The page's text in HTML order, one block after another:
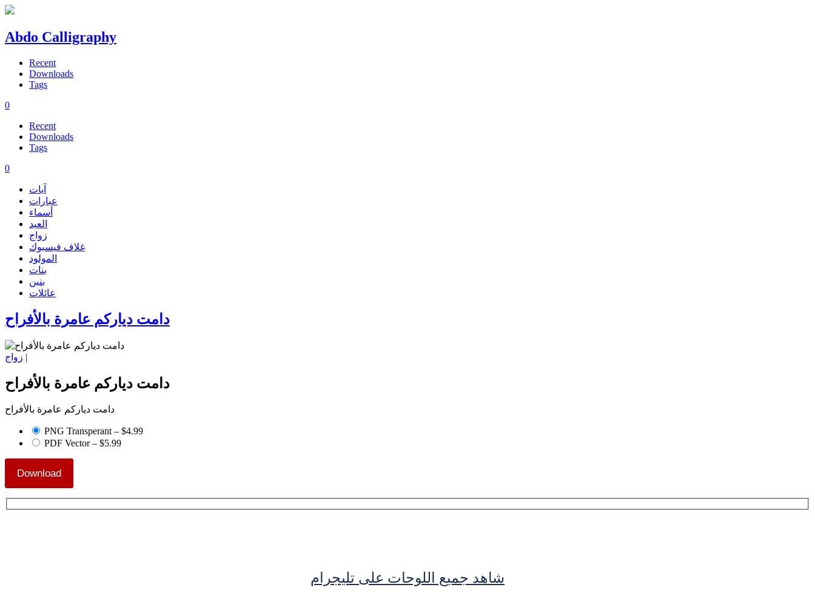
Abdo Calligraphy
Recent
Downloads
Tags
0
Recent
Downloads
Tags
0
آيات
عبارات
أسماء
العيد
زواج
غلاف فيسبوك
المولود
بنات
بنين
عائلات
دامت دياركم عامرة بالأفراح
زواج |
دامت دياركم عامرة بالأفراح
دامت دياركم عامرة بالأفراح
PNG Transperant– $4.99
PDF Vector– $5.99
Download
شاهد جميع اللوحات على تليجرام